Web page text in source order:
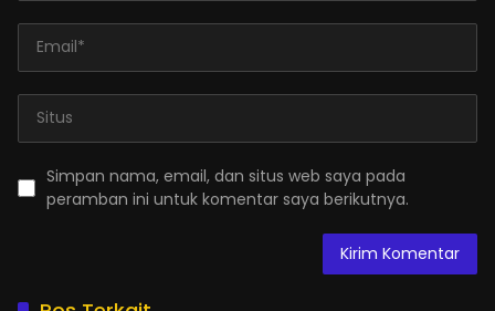
Simpan nama, email, dan situs web saya pada
peramban ini untuk komentar saya berikutnya.